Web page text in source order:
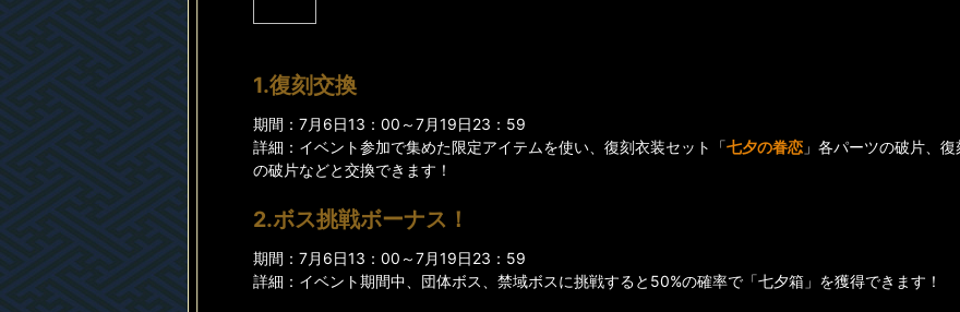
1.復刻交換
期間：7月6日13：00～7月19日23：59
詳細：イベント参加で集めた限定アイテムを使い、復刻衣装セット「七夕の眷恋 」各パーツの破片、
の破片などと交換できます！
2.ボス挑戦ボーナス！
期間：7月6日13：00～7月19日23：59
詳細：イベント期間中、団体ボス、禁域ボスに挑戦すると50%の確率で「七夕箱」を獲得できます！